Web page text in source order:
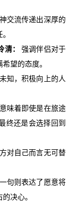
交流传递出深厚的
：
强调伴侣对于
望的态度。
知，积极向上的人
意味着即使是在旅途
终还是会选择回到
对自己而言无可替
句则表达了愿意将
决心。